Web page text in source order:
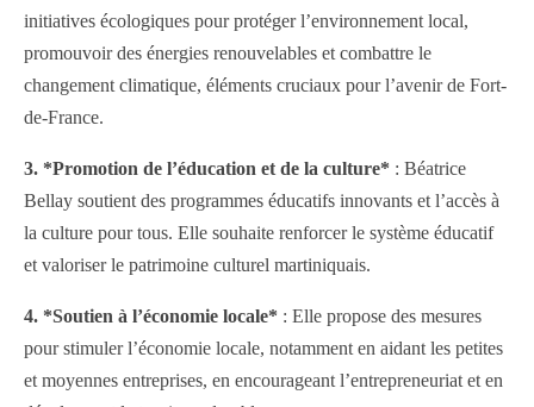
initiatives écologiques pour protéger l’environnement local,
promouvoir des énergies renouvelables et combattre le
changement climatique, éléments cruciaux pour l’avenir de Fort-
de-France.
3. *Promotion de l’éducation et de la culture* : Béatrice
Bellay soutient des programmes éducatifs innovants et l’accès à
la culture pour tous. Elle souhaite renforcer le système éducatif
et valoriser le patrimoine culturel martiniquais.
4. *Soutien à l’économie locale* : Elle propose des mesures
pour stimuler l’économie locale, notamment en aidant les petites
et moyennes entreprises, en encourageant l’entrepreneuriat et en